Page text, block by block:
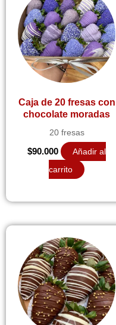
Caja de 20 fresas con
chocolate moradas
20 fresas
$90.000
Añadir al
carrito